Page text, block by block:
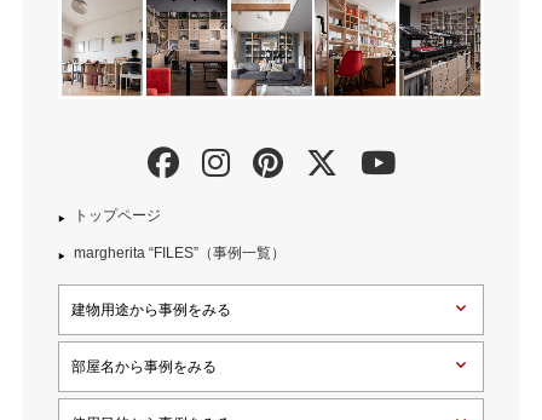
トップページ
margherita “FILES”（事例一覧）
建物用途から事例をみる
部屋名から事例をみる